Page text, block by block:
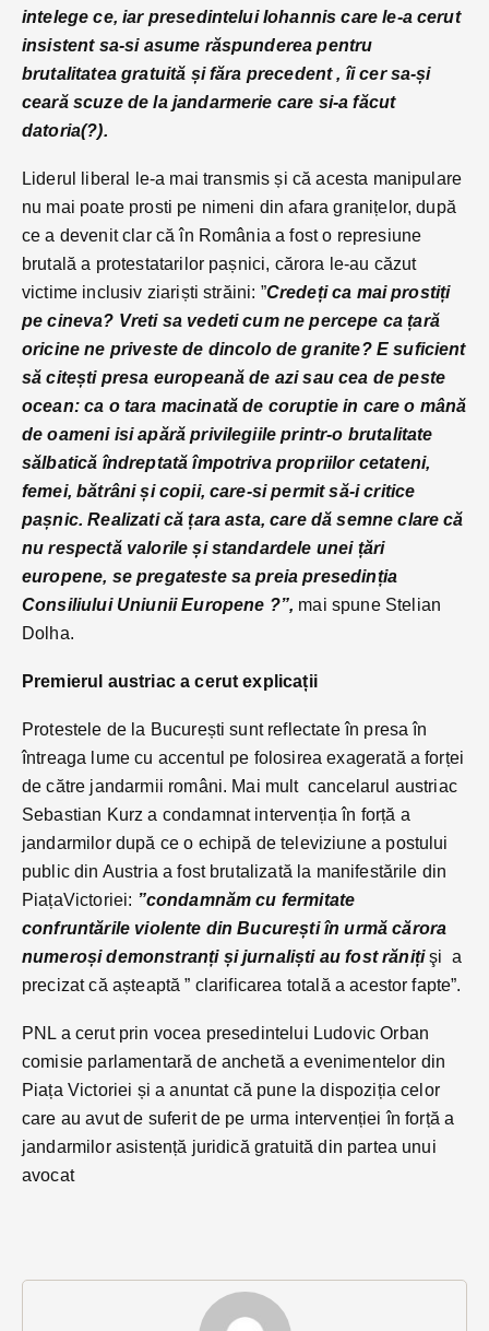
intelege ce, iar presedintelui Iohannis care le-a cerut
insistent sa-si asume răspunderea pentru
brutalitatea gratuită și făra precedent , îi cer sa-și
ceară scuze de la jandarmerie care si-a făcut
datoria(?).
Liderul liberal le-a mai transmis și că acesta manipulare
nu mai poate prosti pe nimeni din afara granițelor, după
ce a devenit clar că în România a fost o represiune
brutală a protestatarilor pașnici, cărora le-au căzut
victime inclusiv ziariști străini: ”Credeți ca mai prostiți
pe cineva? Vreti sa vedeti cum ne percepe ca țară
oricine ne priveste de dincolo de granite? E suficient
să citești presa europeană de azi sau cea de peste
ocean: ca o tara macinată de coruptie in care o mână
de oameni isi apără privilegiile printr-o brutalitate
sălbatică îndreptată împotriva propriilor cetateni,
femei, bătrâni și copii, care-si permit să-i critice
pașnic. Realizati că țara asta, care dă semne clare că
nu respectă valorile și standardele unei țări
europene, se pregateste sa preia presedinția
Consiliului Uniunii Europene ?”, mai spune Stelian
Dolha.
Premierul austriac a cerut explicații
Protestele de la București sunt reflectate în presa în
întreaga lume cu accentul pe folosirea exagerată a forței
de către jandarmii români. Mai mult cancelarul austriac
Sebastian Kurz a condamnat intervenția în forță a
jandarmilor după ce o echipă de televiziune a postului
public din Austria a fost brutalizată la manifestările din
PiațaVictoriei: ”condamnăm cu fermitate
confruntările violente din București în urmă cărora
numeroși demonstranți și jurnaliști au fost rănițişi a
precizat că așteaptă ” clarificarea totală a acestor fapte”.
PNL a cerut prin vocea presedintelui Ludovic Orban
comisie parlamentară de anchetă a evenimentelor din
Piața Victoriei și a anuntat că pune la dispoziția celor
care au avut de suferit de pe urma intervenției în forță a
jandarmilor asistență juridică gratuită din partea unui
avocat